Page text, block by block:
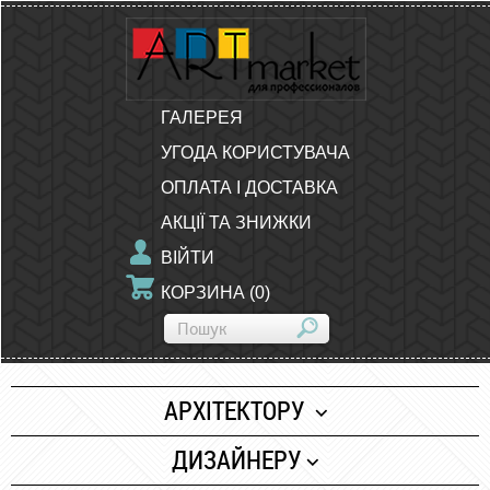
ГАЛЕРЕЯ
УГОДА КОРИСТУВАЧА
ОПЛАТА І ДОСТАВКА
АКЦІЇ ТА ЗНИЖКИ
ВІЙТИ
КОРЗИНА (0)
АРХІТЕКТОРУ
Папір
ДИЗАЙНЕРУ